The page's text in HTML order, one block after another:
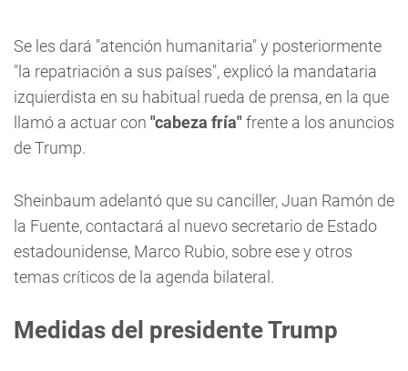
Se les dará "atención humanitaria" y posteriormente
"la repatriación a sus países", explicó la mandataria
izquierdista en su habitual rueda de prensa, en la que
llamó a actuar con "cabeza fría"frente a los anuncios
de Trump.
Sheinbaum adelantó que su canciller, Juan Ramón de
la Fuente, contactará al nuevo secretario de Estado
estadounidense, Marco Rubio, sobre ese y otros
temas críticos de la agenda bilateral.
Medidas del presidente Trump